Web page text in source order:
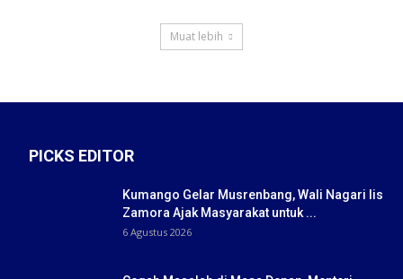
Muat lebih
PICKS EDITOR
Kumango Gelar Musrenbang, Wali Nagari Iis
Zamora Ajak Masyarakat untuk ...
6 Agustus 2026